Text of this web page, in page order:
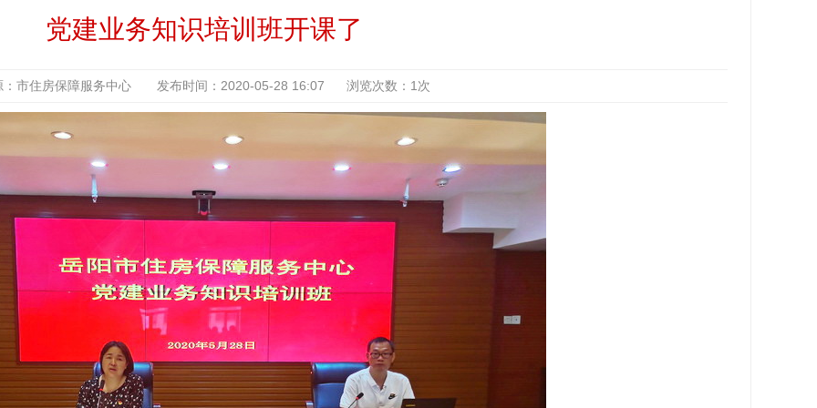
党建业务知识培训班开课了
：市住房保障服务中心 发布时间：2020-05-28 16:07 浏览次数： 1 次